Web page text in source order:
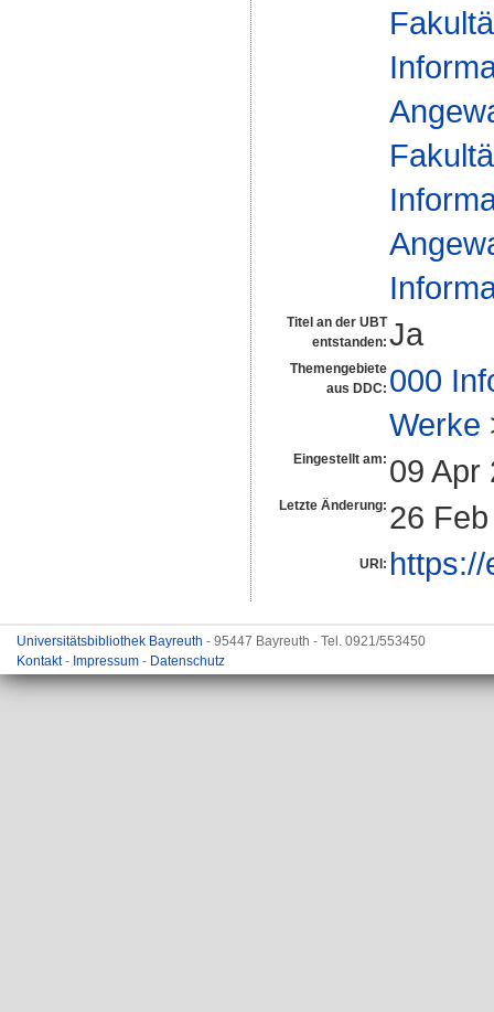
Titel an der UBT
entstanden: Ja
Themengebiete
aus DDC: 000
Werke
Eingestellt am: 09 Apr
Letzte Änderung: 26
URI:
Universitätsbibliothek Bayreuth - 95447 Bayreuth - Tel. 0921/553450
Kontakt- Impressum - Datenschutz